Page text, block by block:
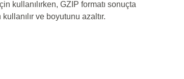
kullanılırken, GZIP formatı sonuçta
ve boyutunu azaltır.